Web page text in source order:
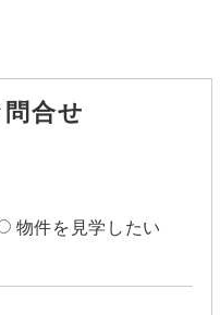
合せ
物件を見学したい